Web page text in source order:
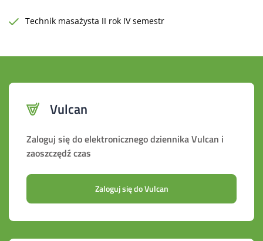
Technik masażysta II rok IV semestr
Vulcan
Zaloguj się do elektronicznego dziennika Vulcan i
zaoszczędź czas
Zaloguj się do Vulcan